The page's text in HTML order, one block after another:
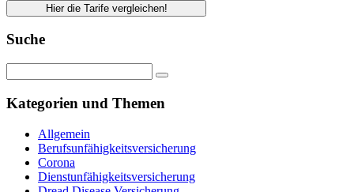
Hier die Tarife vergleichen!
Suche
Kategorien und Themen
Allgemein
Berufsunfähigkeitsversicherung
Corona
Dienstunfähigkeitsversicherung